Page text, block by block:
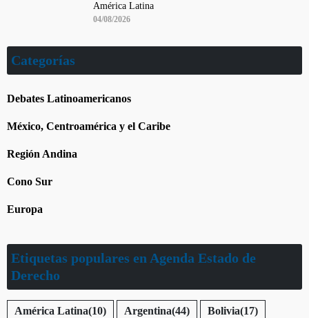
América Latina
04/08/2026
Categorías
Debates Latinoamericanos
México, Centroamérica y el Caribe
Región Andina
Cono Sur
Europa
Etiquetas populares en Agenda Estado de
Derecho
América Latina(10) Argentina(44) Bolivia(17)